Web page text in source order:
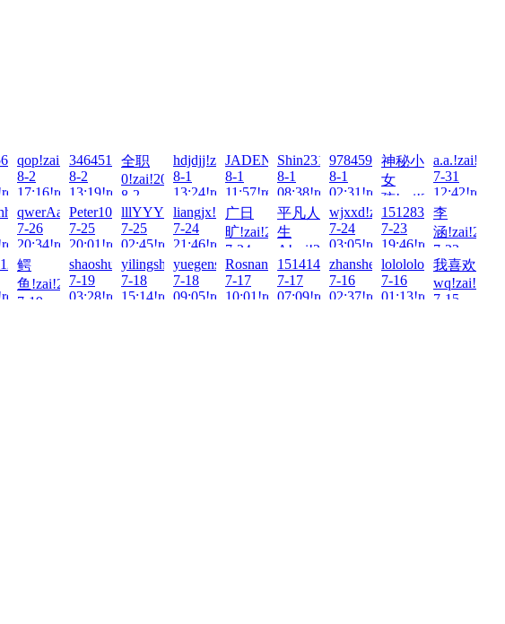
qop!zai!2026-
8-2
17:16!read!
3464511848!zai!2026-
8-2
13:19!read!
全职
0!zai!2026-
8-2
08:49!read!
hdjdjj!zai!2026-
8-1
13:24!read!
JADENG22222!zai!2026-
8-1
11:57!read!
Shin231199!zai!2026-
8-1
08:38!read!
978459211!zai!2026-
8-1
02:31!read!
神秘小
女
孩!zai!2026-
7-31
20:57!read!
7-31
12:42!read!
qwerAa@123!zai!2026-
7-26
20:34!read!
Peter100713!zai!2026-
7-25
20:01!read!
lllYYY!zai!2026-
7-25
02:45!read!
liangjx!zai!2026-
7-24
21:46!read!
广日
旷!zai!2026-
7-24
21:41!read!
平凡人
生
A!zai!2026-
7-24
18:13!read!
wjxxd!zai!2026-
7-24
03:05!read!
7-23
19:46!read!
李
涵!zai!2026-
7-23
13:07!read!
鳄
鱼!zai!2026-
7-19
shaoshuai!zai!2026-
7-19
03:28!read!
yilingshu!zai!2026-
7-18
15:14!read!
yuegensen!zai!2026-
7-18
09:05!read!
Rosnan!zai!2026-
7-17
10:01!read!
15141440418!zai!2026-
7-17
07:09!read!
zhanshen886!zai!2026-
7-16
02:37!read!
lolololo!zai!2026-
7-16
01:13!read!
我喜欢
7-15